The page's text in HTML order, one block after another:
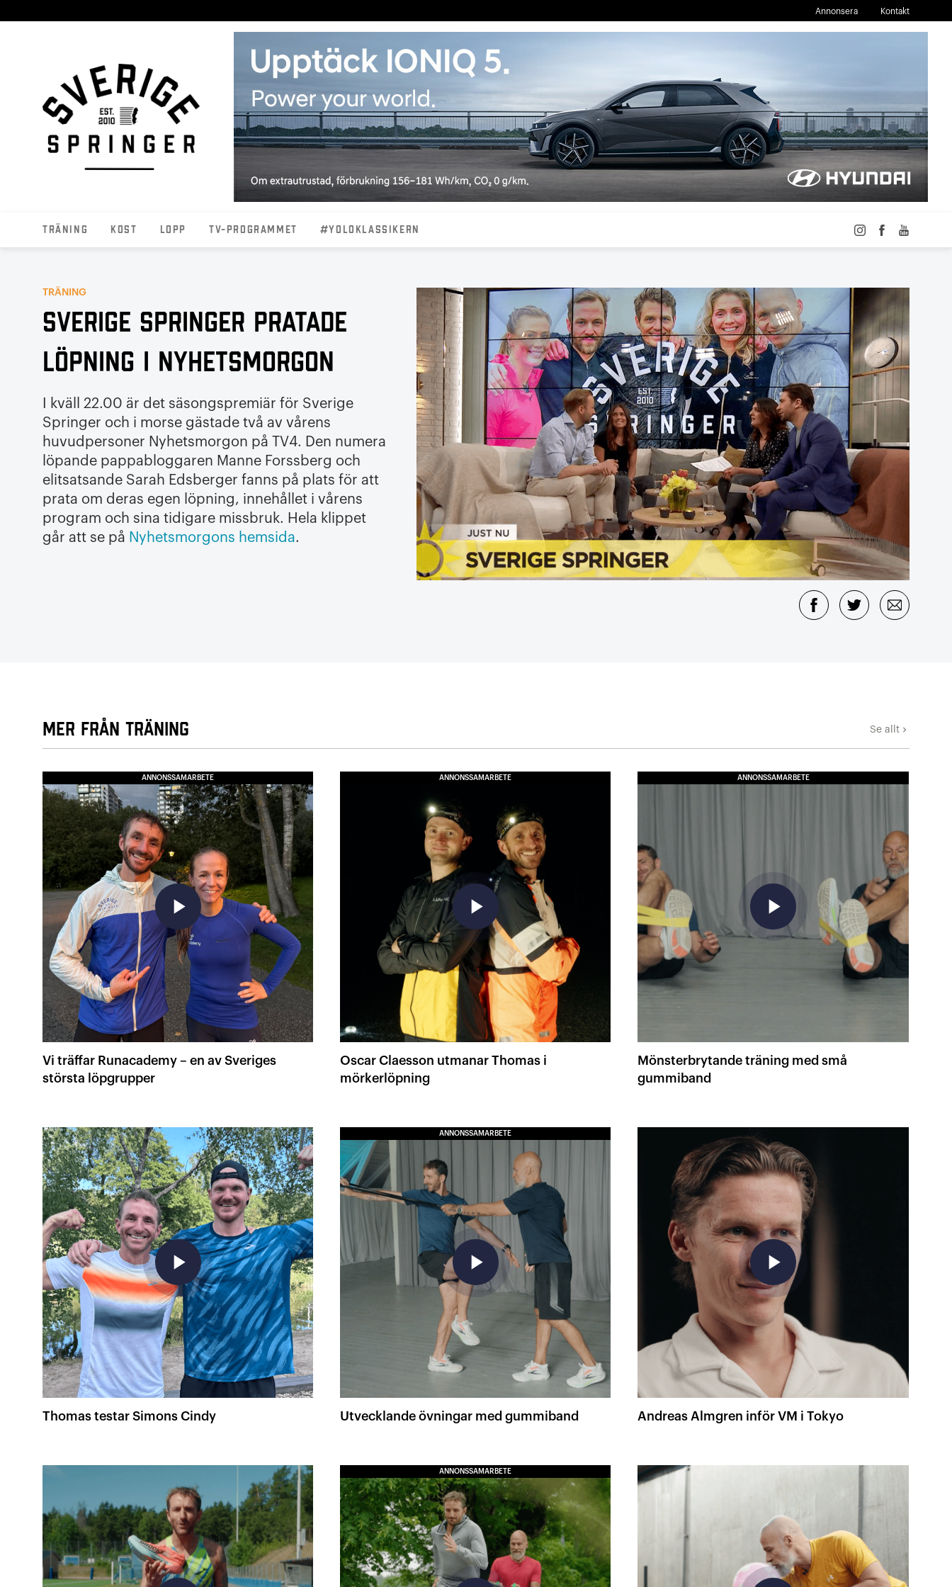
Annonsera Kontakt
Träning Kost Lopp TV-programmet #YOLOKLASSIKERN
TRÄNING
Sverige Springer pratade
löpning i Nyhetsmorgon
I kväll 22.00 är det säsongspremiär för Sverige
Springer och i morse gästade två av vårens
huvudpersoner Nyhetsmorgon på TV4. Den numera
löpande pappabloggaren Manne Forssberg och
elitsatsande Sarah Edsberger fanns på plats för att
prata om deras egen löpning, innehållet i vårens
program och sina tidigare missbruk. Hela klippet
går att se på Nyhetsmorgons hemsida.
Mer från Träning Se allt keyboard_arrow_right
ANNONSSAMARBETE
play_arrow
Vi träffar Runacademy – en av Sveriges
största löpgrupper
ANNONSSAMARBETE
play_arrow
Oscar Claesson utmanar Thomas i
mörkerlöpning
ANNONSSAMARBETE
play_arrow
Mönsterbrytande träning med små
gummiband
play_arrow
Thomas testar Simons Cindy
ANNONSSAMARBETE
play_arrow
Utvecklande övningar med gummiband
play_arrow
Andreas Almgren inför VM i Tokyo
ANNONSSAMARBETE